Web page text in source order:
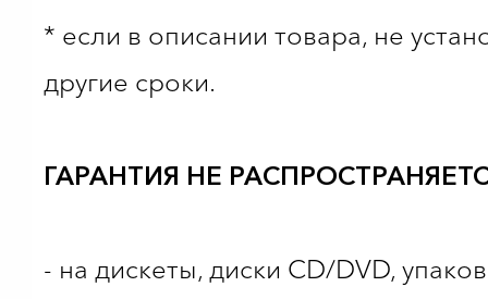
* если в описании товара, не
другие сроки.
ГАРАНТИЯ НЕ
- на дискеты, диски CD/DVD,